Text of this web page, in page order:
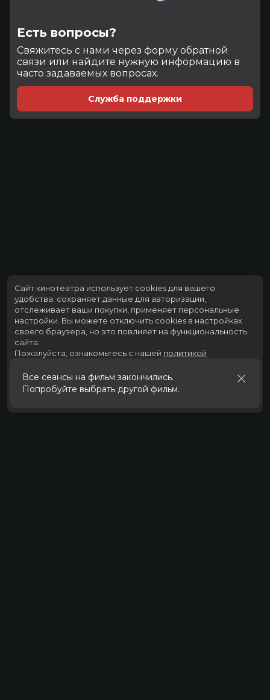
Есть вопросы?
Cвяжитесь с нами через форму обратной
связи или найдите нужную информацию в
часто задаваемых вопросах.
Служба поддержки
Все сеансы на фильм закончились.
Попробуйте выбрать другой фильм.
Сайт кинотеатра использует cookies для вашего
удобства: сохраняет данные для авторизации,
отслеживает ваши покупки, применяет персональные
настройки. Вы можете отключить cookies в настройках
своего браузера, но это повлияет на функциональность
сайта.
Пожалуйста, ознакомьтесь с нашей политикой
Принять